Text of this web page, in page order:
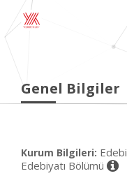
Genel Bilgiler
Kurum Bilgileri:
Edebiyatı Bölümü